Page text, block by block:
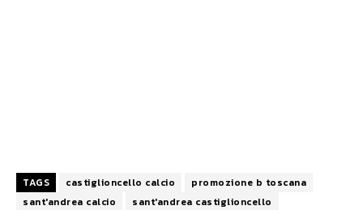
TAGS castiglioncello calcio
promozione b toscana
sant'andrea calcio
sant'andrea castiglioncello